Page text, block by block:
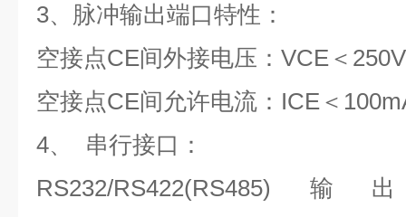
3、脉冲输出端口特性：
空接点CE间外接电压： VCE ＜ 250V
空接点CE间允许电流： ICE ＜
4、
串行接口：
RS232/RS422(RS485) 输